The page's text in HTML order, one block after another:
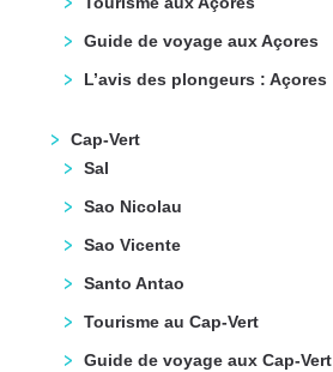
Guide de voyage aux Açores
L’avis des plongeurs : Açores
Cap-Vert
Sal
Sao Nicolau
Sao Vicente
Santo Antao
Tourisme au Cap-Vert
Guide de voyage aux Cap-Vert